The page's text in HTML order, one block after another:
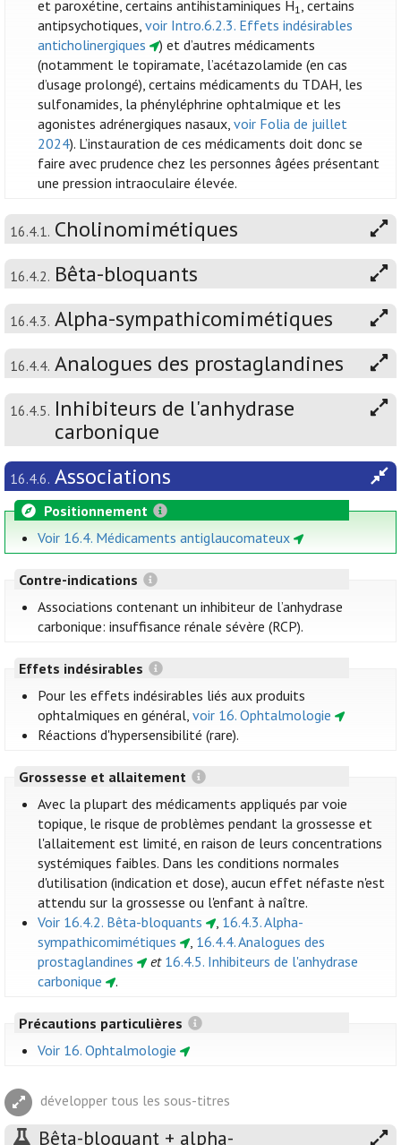
et paroxétine, certains antihistaminiques H1, certains
antipsychotiques,voir Intro.6.2.3. Effets indésirables
anticholinergiques
) et d’autres médicaments
(notamment le topiramate, l’acétazolamide (en cas
d’usage prolongé), certains médicaments du TDAH, les
sulfonamides, la phényléphrine ophtalmique et les
agonistes adrénergiques nasaux,voir Folia de juillet
2024). L’instauration de ces médicaments doit donc se
faire avec prudence chez les personnes âgées présentant
une pression intraoculaire élevée.
16.4.1. Cholinomimétiques
16.4.2. Bêta-bloquants
16.4.3. Alpha-sympathicomimétiques
16.4.4. Analogues des prostaglandines
16.4.5. Inhibiteurs de l'anhydrase
carbonique
16.4.6. Associations
Positionnement
Voir 16.4. Médicaments antiglaucomateux
Contre-indications
Associations contenant un inhibiteur de l’anhydrase
carbonique: insuffisance rénale sévère (RCP).
Effets indésirables
Pour les effets indésirables liés aux produits
ophtalmiques en général,voir 16. Ophtalmologie
Réactions d'hypersensibilité (rare).
Grossesse et allaitement
Avec la plupart des médicaments appliqués par voie
topique, le risque de problèmes pendant la grossesse et
l'allaitement est limité, en raison de leurs concentrations
systémiques faibles. Dans les conditions normales
d'utilisation (indication et dose), aucun effet néfaste n'est
attendu sur la grossesse ou l'enfant à naître.
Voir 16.4.2. Bêta-bloquants
, 16.4.3. Alpha-
sympathicomimétiques
, 16.4.4. Analogues des
prostaglandines
et 16.4.5. Inhibiteurs de l'anhydrase
carbonique
.
Précautions particulières
Voir 16. Ophtalmologie
développer tous les sous-titres
Bêta-bloquant + alpha-